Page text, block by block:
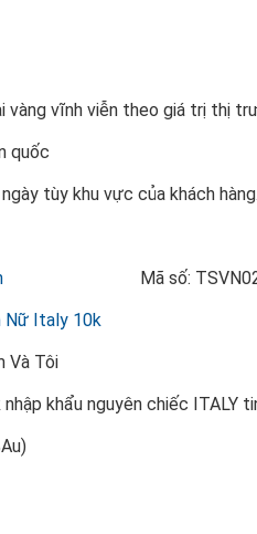
vàng vĩnh viễn theo giá trị thị
quốc
tùy khu vực của khách hàng.
Mã số:
Nữ Italy 10k
Và Tôi
khẩu nguyên chiếc ITALY